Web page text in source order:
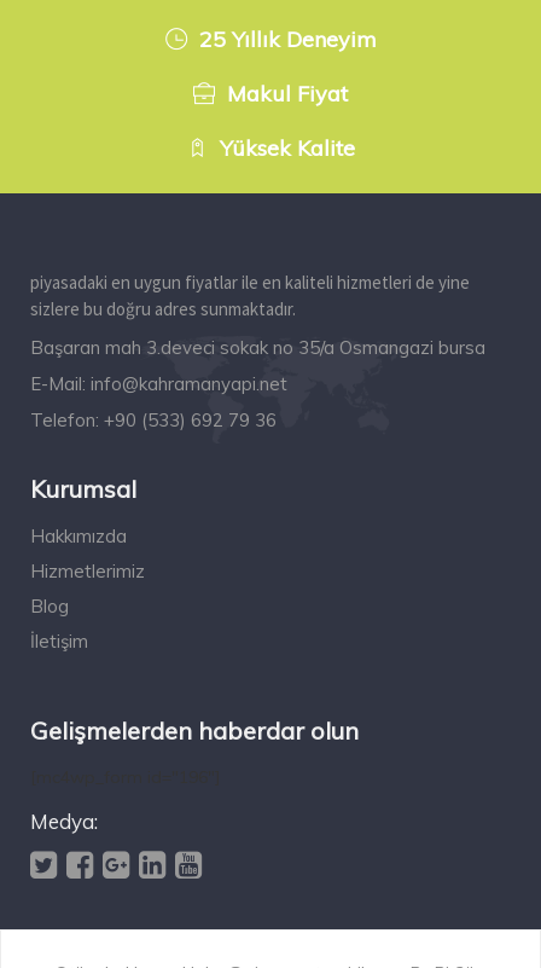
25 Yıllık Deneyim
Makul Fiyat
Yüksek Kalite
piyasadaki en uygun fiyatlar ile en kaliteli hizmetleri de yine
sizlere bu doğru adres sunmaktadır.
Başaran mah 3.deveci sokak no 35/a Osmangazi bursa
E-Mail: info@kahramanyapi.net
Telefon: +90 (533) 692 79 36
Kurumsal
Hakkımızda
Hizmetlerimiz
Blog
İletişim
Gelişmelerden haberdar olun
Medya: